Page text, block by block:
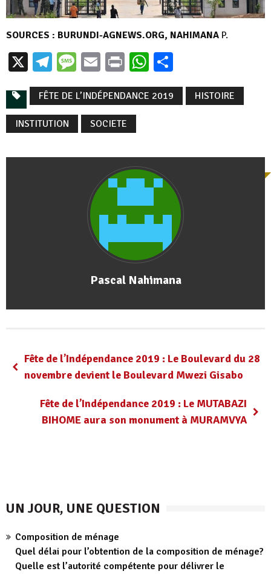
SOURCES : BURUNDI-AGNEWS.ORG, NAHIMANA P.
X Telegram
Message
EmailPrintWhatsApp
FÊTE DE L’INDÉPENDANCE 2019 HISTOIRE
INSTITUTION SOCIETE
Pascal Nahimana
Fête de l’Indépendance 2019 : Le Boulevard du 28
novembre devient le Boulevard Mwezi Gisabo
Fête de l’Indépendance 2019 : Le MUTABAZI
BIHOME aura son monument à MURAMVYA
UN JOUR, UNE QUESTION
Composition de ménage
Quel délai pour l’obtention de la composition de ménage?
Quelle est l’autorité compétente pour délivrer le